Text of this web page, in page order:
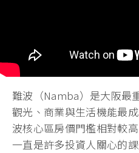
難波（Namba）是大阪最
觀光、商業與生活機能最
波核心區房價門檻相對較
一直是許多投資人關心的課